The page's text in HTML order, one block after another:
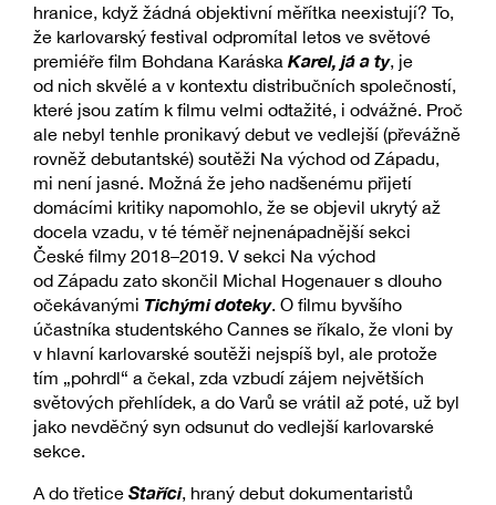
hranice, když žádná objektivní měřítka neexistují? To,
že karlovarský festival odpromítal letos ve světové
premiéře film Bohdana Karáska Karel, já a ty, je
od nich skvělé a v kontextu distribučních společností,
které jsou zatím k filmu velmi odtažité, i odvážné. Proč
ale nebyl tenhle pronikavý debut ve vedlejší (převážně
rovněž debutantské) soutěži Na východ od Západu,
mi není jasné. Možná že jeho nadšenému přijetí
domácími kritiky napomohlo, že se objevil ukrytý až
docela vzadu, v té téměř nejnenápadnější sekci
České filmy 2018–2019. V sekci Na východ
od Západu zato skončil Michal Hogenauer s dlouho
očekávanými Tichými doteky. O filmu byvšího
účastníka studentského Cannes se říkalo, že vloni by
v hlavní karlovarské soutěži nejspíš byl, ale protože
tím „pohrdl“ a čekal, zda vzbudí zájem největších
světových přehlídek, a do Varů se vrátil až poté, už byl
jako nevděčný syn odsunut do vedlejší karlovarské
sekce.
A do třetice Staříci, hraný debut dokumentaristů